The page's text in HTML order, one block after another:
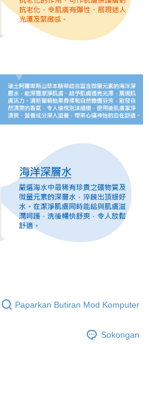
Paparkan Butiran Mod Komputer
Sokongan